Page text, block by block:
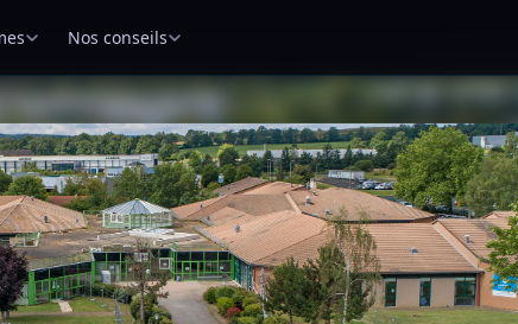
Nos conseils